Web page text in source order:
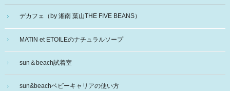
デカフェ（by 湘南 葉山THE FIVE BEANS）
MATIN et ETOILEのナチュラルソープ
sun＆beach試着室
sun&beachベビーキャリアの使い方